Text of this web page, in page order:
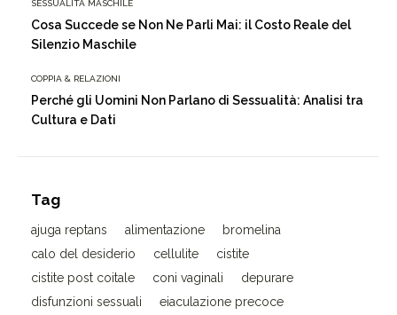
SESSUALITÀ MASCHILE
Cosa Succede se Non Ne Parli Mai: il Costo Reale del
Silenzio Maschile
COPPIA & RELAZIONI
Perché gli Uomini Non Parlano di Sessualità: Analisi tra
Cultura e Dati
Tag
ajuga reptans alimentazione
bromelina
calo del desiderio
cellulite
cistite
cistite post coitale
coni vaginali
depurare
disfunzioni sessuali
eiaculazione precoce